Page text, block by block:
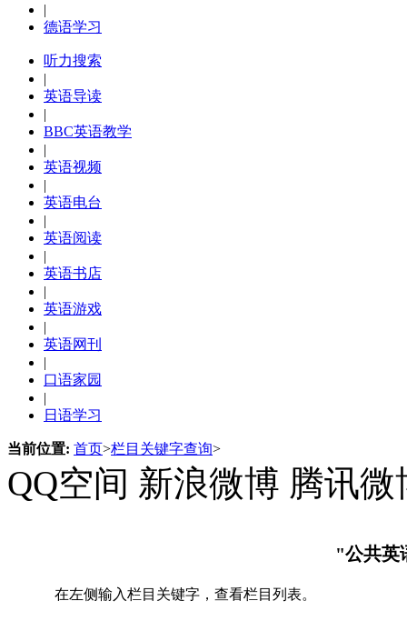
|
德语学习
听力搜索
|
英语导读
|
BBC英语教学
|
英语视频
|
英语电台
|
英语阅读
|
英语书店
|
英语游戏
|
英语网刊
|
口语家园
|
日语学习
当前位置: 首页>栏目关键字查询>
QQ空间 新浪微博 腾讯微
"公共英
在左侧输入栏目关键字，查看栏目列表。